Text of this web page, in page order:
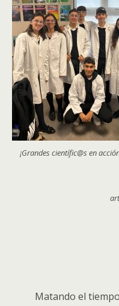
¡Grandes científic@s en
Matando el